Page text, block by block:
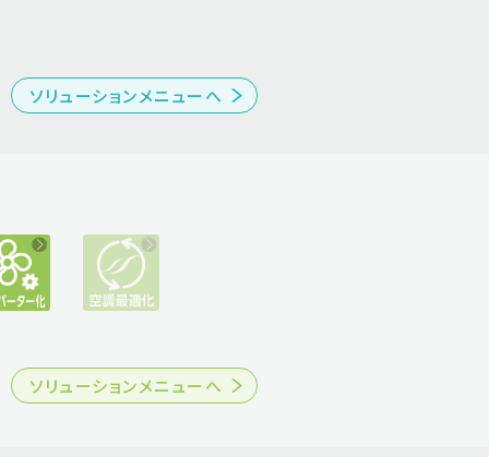
ソリューションメニューへ
ソリューションメニューへ